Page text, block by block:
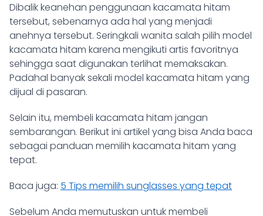
Dibalik keanehan penggunaan kacamata hitam
tersebut, sebenarnya ada hal yang menjadi
anehnya tersebut. Seringkali wanita salah pilih model
kacamata hitam karena mengikuti artis favoritnya
sehingga saat digunakan terlihat memaksakan.
Padahal banyak sekali model kacamata hitam yang
dijual di pasaran.
Selain itu, membeli kacamata hitam jangan
sembarangan. Berikut ini artikel yang bisa Anda baca
sebagai panduan memilih kacamata hitam yang
tepat.
Baca juga: 5 Tips memilih sunglasses yang tepat
Sebelum Anda memutuskan untuk membeli